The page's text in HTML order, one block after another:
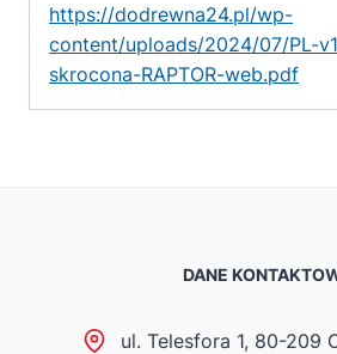
https://dodrewna24.pl/wp-
content/uploads/2024/07/PL-
skrocona-RAPTOR-web.pdf
DANE
ul. Telesfora 1, 80-209